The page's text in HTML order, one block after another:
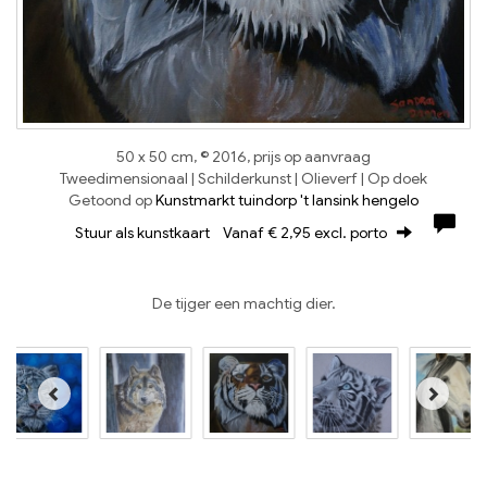
50 x 50 cm, © 2016, prijs op aanvraag
Tweedimensionaal | Schilderkunst | Olieverf | Op doek
Getoond opKunstmarkt tuindorp 't lansink hengelo
Stuur als kunstkaart Vanaf € 2,95 excl. porto
De tijger een machtig dier.